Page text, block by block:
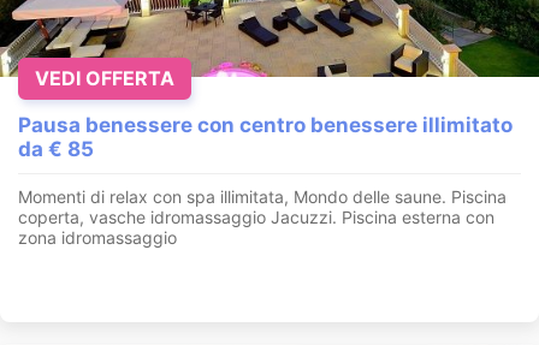
Pausa benessere con centro benessere illimitato
da € 85
Momenti di relax con spa illimitata, Mondo delle saune. Piscina
coperta, vasche idromassaggio Jacuzzi. Piscina esterna con
zona idromassaggio
VEDI OFFERTA